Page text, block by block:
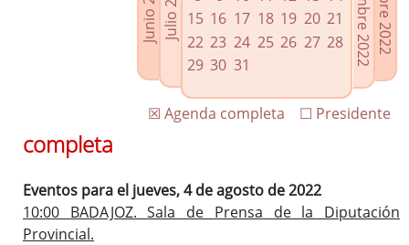
Agenda de Presidencia
Plenos provinciales y Juntas de gobierno
Oficina de Proyectos Europeos
15 16 17 18 19 20 21
22 23 24 25 26 27 28
29 30 31
☐ Presidente
☒ Agenda completa
completa
Eventos para el jueves, 4 de agosto de 2022
10:00 BADAJOZ. Sala de Prensa de la Diputación
Provincial.